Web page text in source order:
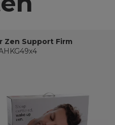
Zen Support Firm